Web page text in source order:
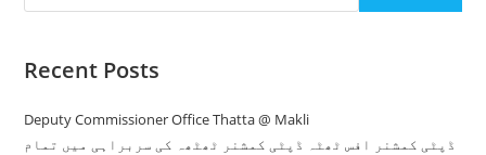
Recent Posts
Deputy Commissioner Office Thatta @ Makli
ڈپٹی کمشنر افس ٹھٹہ ڈپٹی کمشنر ٹھٹھہ کی سربراہی میں تمام